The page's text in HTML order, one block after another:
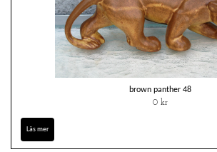
brown panther 48
0 kr
Läs mer